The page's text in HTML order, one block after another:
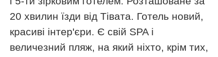
20 хвилин їзди від Тівата. Готель новий,
красиві інтер'єри. Є свій SPA і
величезний пляж, на який ніхто, крім тих,